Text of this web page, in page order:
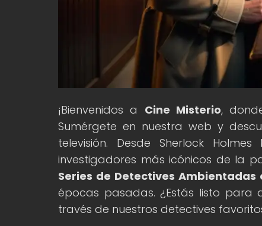
¡Bienvenidos a Cine Misterio,
Sumérgete en nuestra web y
televisión. Desde Sherlock
investigadores más icónicos de la
Series de Detectives Ambientadas
épocas pasadas. ¿Estás listo para
través de nuestros detectives